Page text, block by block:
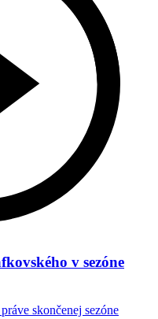
v sezóne
skončenej sezóne